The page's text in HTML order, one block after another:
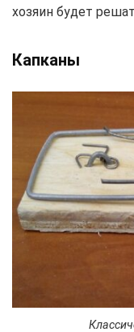
хозяин будет
Капканы